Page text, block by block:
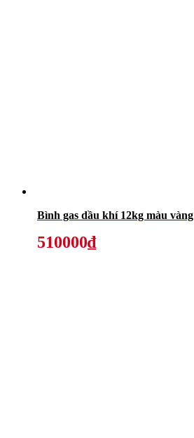
Bình gas dầu khí 12kg màu vàng
510000₫